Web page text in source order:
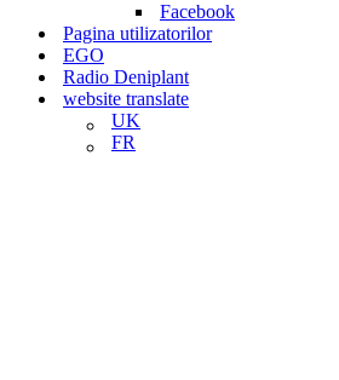
Facebook
Pagina utilizatorilor
EGO
Radio Deniplant
website translate
UK
FR